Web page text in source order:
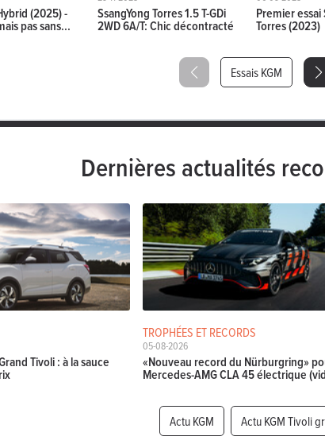
(2025) -
pas sans...
SsangYong Torres 1.5 T-GDi
2WD 6A/T: Chic décontracté
Premier essai
Torres (2023)
Essais KGM
Dernières actualités
Tivoli : à la sauce
TROPHÉES ET RECORDS
05-08-2026
«Nouveau record du Nürburgring»
Mercedes-AMG CLA 45 électrique
Actu KGM Actu KGM Tivoli